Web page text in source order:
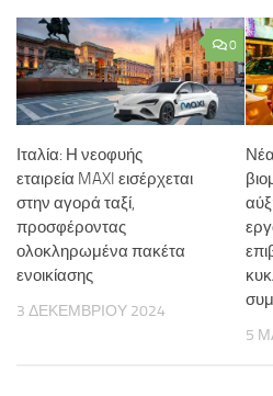
0
Ιταλία: Η νεοφυής
εταιρεία MAXI εισέρχεται
στην αγορά ταξί,
προσφέροντας
ολοκληρωμένα πακέτα
ενοικίασης
3 ΔΕΚΕΜΒΡΊΟΥ 2024
5